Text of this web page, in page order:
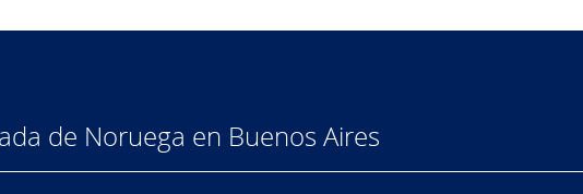
de Noruega en Buenos Aires